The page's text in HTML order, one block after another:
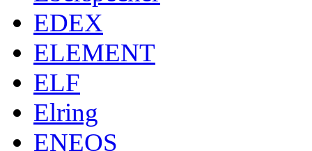
EDEX
ELEMENT
ELF
Elring
ENEOS